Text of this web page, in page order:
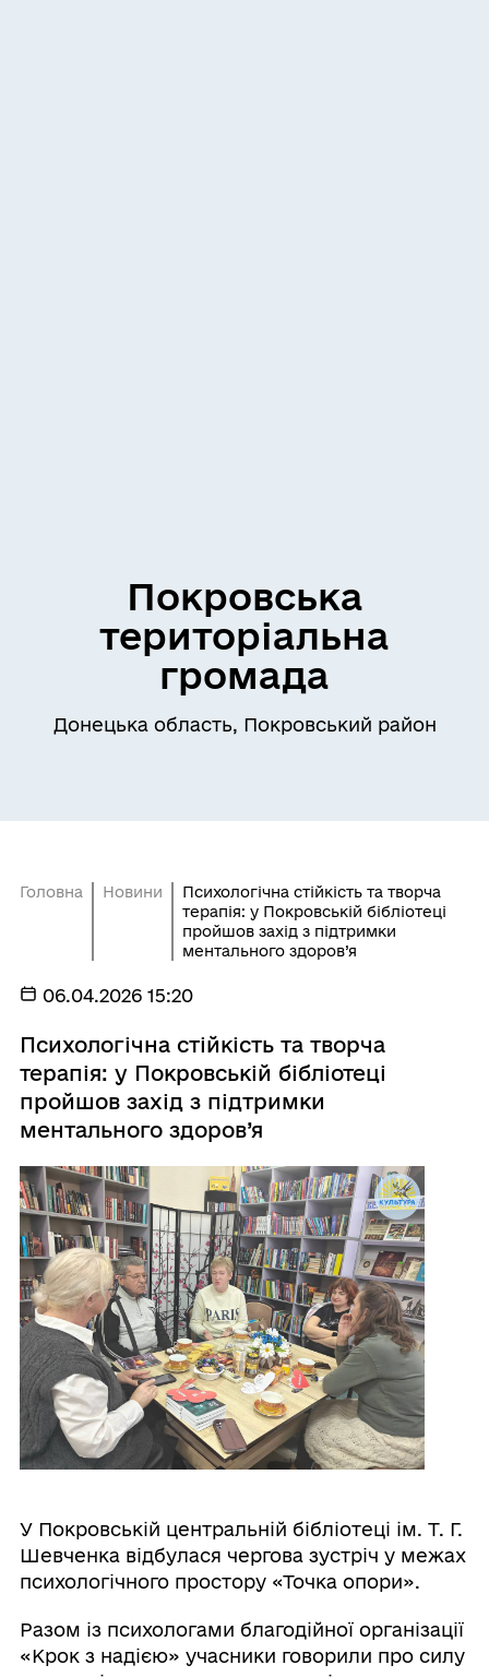
Покровська
територіальна
громада
Донецька область, Покровський район
Головна Новини
Психологічна стійкість та творча
терапія: у Покровській бібліотеці
пройшов захід з підтримки
ментального здоров’я
06.04.2026 15:20
Психологічна стійкість та творча
терапія: у Покровській бібліотеці
пройшов захід з підтримки
ментального здоров’я
У Покровській центральній бібліотеці ім. Т. Г.
Шевченка відбулася чергова зустріч у межах
психологічного простору «Точка опори».
Разом із психологами благодійної організації
«Крок з надією» учасники говорили про силу